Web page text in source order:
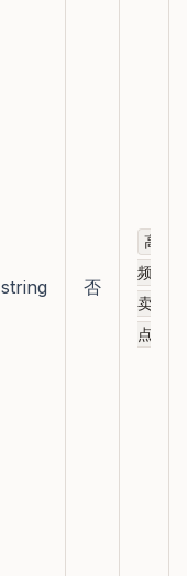
string 否
高
频
卖
点